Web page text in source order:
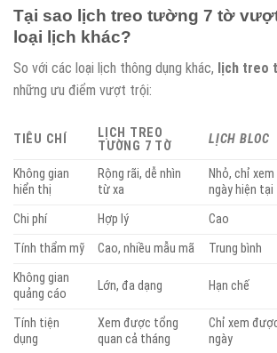
Tại sao lịch treo tường 7 tờ
loại lịch khác?
So với các loại lịch thông dụng khác, lịch treo
những ưu điểm vượt trội:
TIÊU CHÍ
LỊCH TREO
TƯỜNG 7 TỜ
LỊCH BLOC
Không gian
hiển thị
Rộng rãi, dễ nhìn
từ xa
Nhỏ, chỉ
ngày hiện tại
Chi phí
Hợp lý Cao
Tính thẩm mỹ
Cao, nhiều mẫu mã Trung bình
Không gian
quảng cáo
Lớn, đa dạng Hạn chế
Tính tiện
dụng
Xem được tổng
quan cả tháng
Chỉ xem
ngày